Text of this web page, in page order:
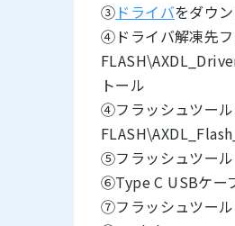
③ドライバをダウ
④ドライバ解凍先フ
トール
④フラッシュツー
⑤フラッシュツール
⑥Type C USBケー
⑦フラッシュツール